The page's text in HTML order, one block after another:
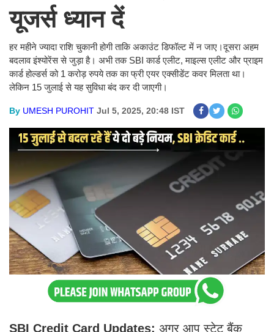
यूजर्स ध्यान दें
हर महीने ज्यादा राशि चुकानी होगी ताकि अकाउंट डिफॉल्ट में न जाए।दूसरा अहम
बदलाव इंश्योरेंस से जुड़ा है। अभी तक SBI कार्ड एलीट, माइल्स एलीट और प्राइम
कार्ड होल्डर्स को 1 करोड़ रुपये तक का फ्री एयर एक्सीडेंट कवर मिलता था।
लेकिन 15 जुलाई से यह सुविधा बंद कर दी जाएगी।
By UMESH PUROHIT Jul 5, 2025, 20:48 IST
SBI Credit Card Updates: अगर आप स्टेट बैंक